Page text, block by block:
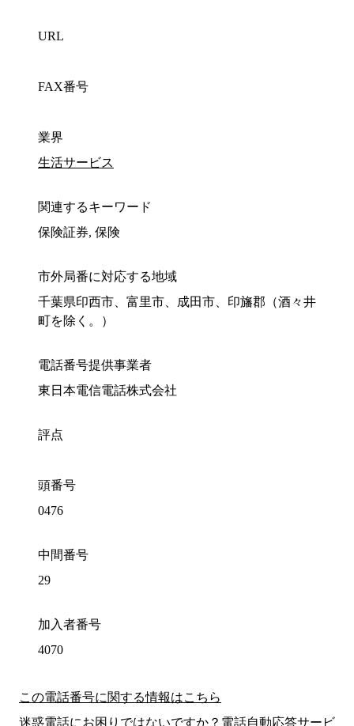
URL
FAX番号
業界
生活サービス
関連するキーワード
保険証券, 保険
市外局番に対応する地域
千葉県印西市、富里市、成田市、印旛郡（酒々井
町を除く。）
電話番号提供事業者
東日本電信電話株式会社
評点
頭番号
0476
中間番号
29
加入者番号
4070
この電話番号に関する情報はこちら
迷惑電話にお困りではないですか？電話自動応答サービ